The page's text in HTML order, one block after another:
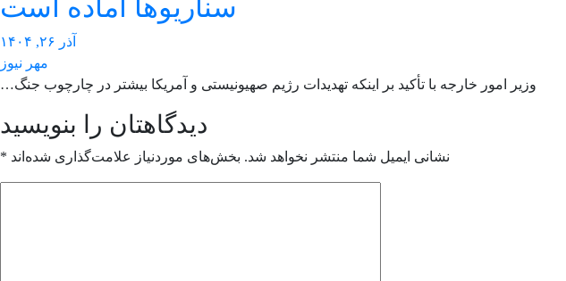
سناریوها آماده است
آذر ۲۶, ۱۴۰۴
مهر نیوز
وزیر امور خارجه با تأکید بر اینکه تهدیدات رژیم صهیونیستی و آمریکا بیشتر در چارچوب جنگ…
دیدگاهتان را بنویسید
نشانی ایمیل شما منتشر نخواهد شد. بخش‌های موردنیاز علامت‌گذاری شده‌اند *